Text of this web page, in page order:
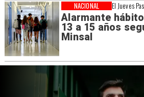
El Jueves
Alarmante
13 a 15 años
Minsal
NACIONAL